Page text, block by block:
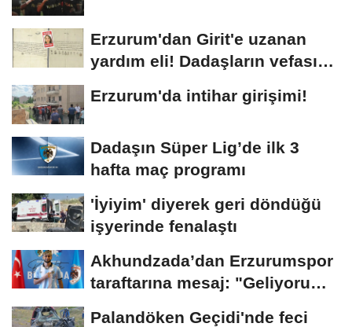
Erzurum'dan Girit'e uzanan
yardım eli! Dadaşların vefası
Erzurum'da intihar girişimi!
Dadaşın Süper Lig’de ilk 3
hafta maç programı
'İyiyim' diyerek geri döndüğü
işyerinde fenalaştı
Akhundzada’dan Erzurumspor
taraftarına mesaj: "Geliyorum
Palandöken Geçidi'nde feci